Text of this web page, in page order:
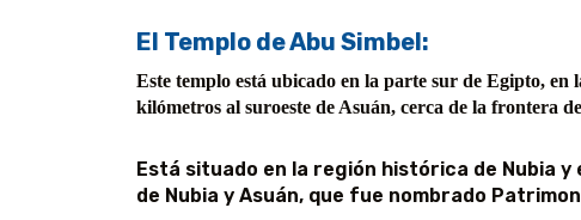
El Templo de Abu Simbel:
Este templo está ubicado en la parte sur de Egipto, en
kilómetros al suroeste de Asuán, cerca de la frontera
Está situado en la región histórica de Nubia y
de Nubia y Asuán, que fue nombrado